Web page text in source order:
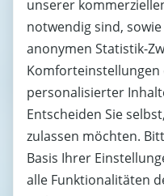
unserer
notwendig sind,
anonymen Statistik-
Komforteinstellungen
personalisierter
Entscheiden Sie
zulassen möchten.
Basis Ihrer
alle Funktionalitäten